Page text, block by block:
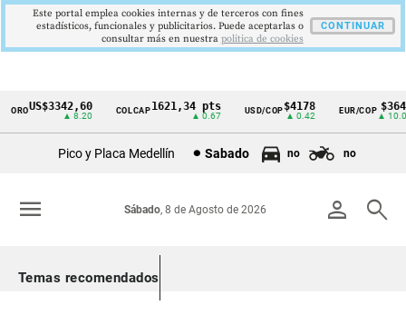
Cintillo
Colombia
US$3342,60
▲ 8.20
COLCAP1621,34 pts
▲ 0.67
USD/COP$4178
▲ 0.42
EUR/COP $3648
▲ 10.00
Pico y Placa Medellín Sabado no no
person search
Sábado, 8 de Agosto de 2026
menu
Temas recomendados
Este portal emplea cookies internas y de terceros con fines
estadísticos, funcionales y publicitarios. Puede aceptarlas o
consultar más en nuestra politica de cookies
CONTINUAR